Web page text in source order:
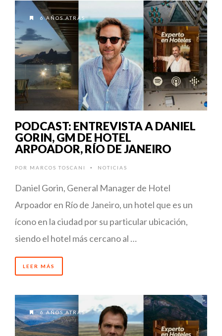
6 AÑOS ATRÁS
PODCAST: ENTREVISTA A DANIEL
GORIN, GM DE HOTEL
ARPOADOR, RÍO DE JANEIRO
POR MARCOS TOSCANI • NOTICIAS
Daniel Gorin, General Manager de Hotel
Arpoador en Río de Janeiro, un hotel que es un
ícono en la ciudad por su particular ubicación,
siendo el hotel más cercano al …
LEER MÁS
6 AÑOS ATRÁS